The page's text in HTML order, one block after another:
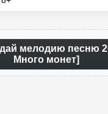
мелодию песню
Много монет]